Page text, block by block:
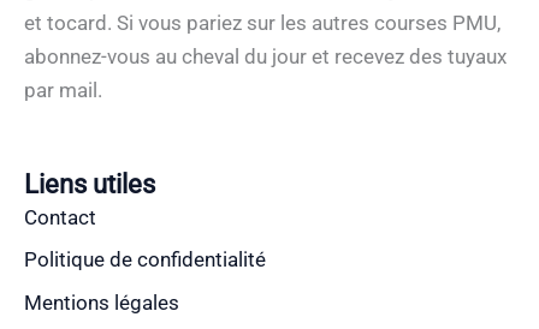
et tocard. Si vous pariez sur les autres courses PMU,
abonnez-vous au cheval du jour et recevez des tuyaux
par mail.
Liens utiles
Contact
Politique de confidentialité
Mentions légales